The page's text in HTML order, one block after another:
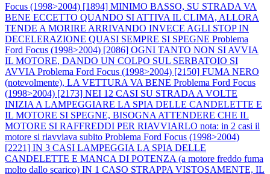
Focus (1998>2004) [1894] MINIMO BASSO, SU STRADA VA
BENE ECCETTO QUANDO SI ATTIVA IL CLIMA, ALLORA
TENDE A MORIRE ARRIVANDO INVECE AGLI STOP IN
DECELERAZIONE QUASI SEMPRE SI SPEGNE Problema
Ford Focus (1998>2004) [2086] OGNI TANTO NON SI AVVIA
IL MOTORE, DANDO UN COLPO SUL SERBATOIO SI
AVVIA Problema Ford Focus (1998>2004) [2150] FUMA NERO
(notevolmente), LA VETTURA VA BENE Problema Ford Focus
(1998>2004) [2173] NEI 12 CASI SU STRADA A VOLTE
INIZIA A LAMPEGGIARE LA SPIA DELLE CANDELETTE E
IL MOTORE SI SPEGNE, BISOGNA ATTENDERE CHE IL
MOTORE SI RAFFREDDI PER RIAVVIARLO nota: in 2 casi il
motore si riavviava subito Problema Ford Focus (1998>2004)
[2221] IN 3 CASI LAMPEGGIA LA SPIA DELLE
CANDELETTE E MANCA DI POTENZA (a motore freddo fuma
molto dallo scarico) IN 1 CASO STRAPPA VISTOSAMENTE, IL